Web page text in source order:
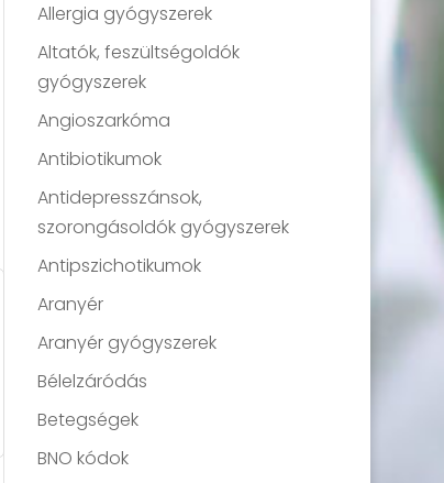
Allergia gyógyszerek
Altatók, feszültségoldók
gyógyszerek
Angioszarkóma
Antibiotikumok
Antidepresszánsok,
szorongásoldók gyógyszerek
Antipszichotikumok
Aranyér
Aranyér gyógyszerek
Bélelzáródás
Betegségek
BNO kódok